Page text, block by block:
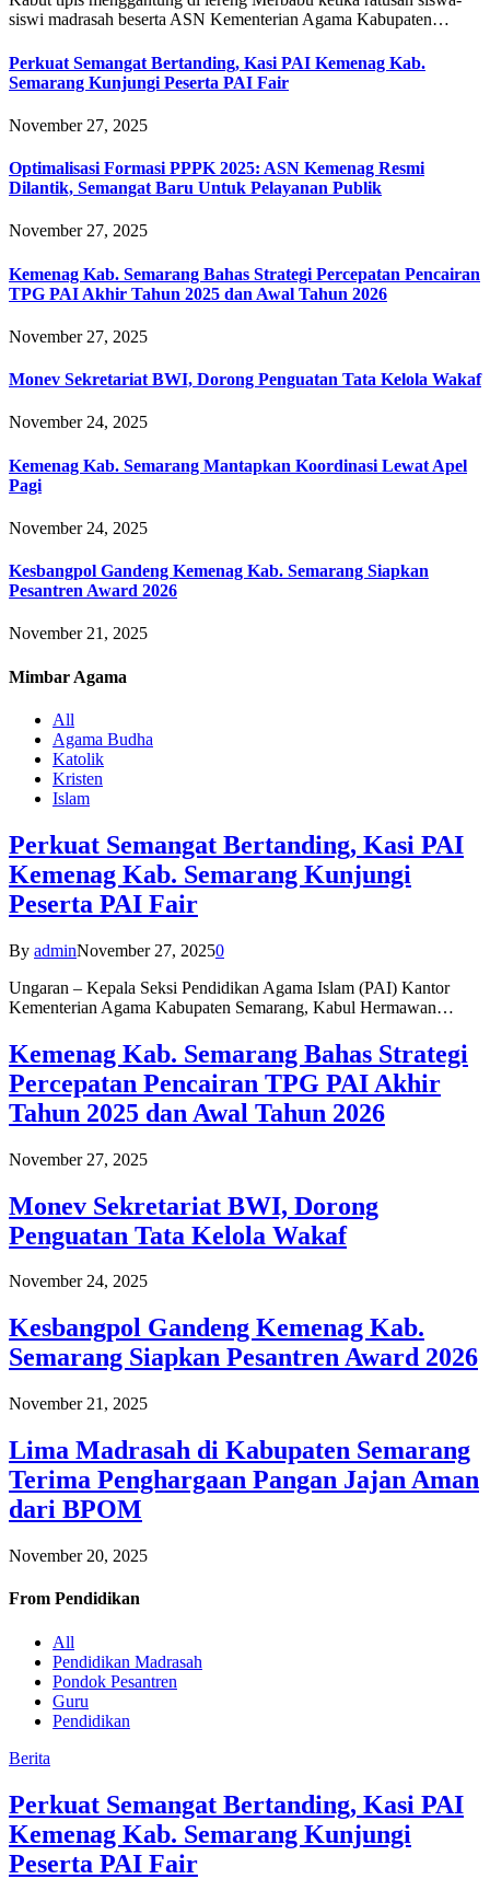
siswi madrasah beserta ASN Kementerian Agama Kabupaten…
Perkuat Semangat Bertanding, Kasi PAI Kemenag Kab.
Semarang Kunjungi Peserta PAI Fair
November 27, 2025
Optimalisasi Formasi PPPK 2025: ASN Kemenag Resmi
Dilantik, Semangat Baru Untuk Pelayanan Publik
November 27, 2025
Kemenag Kab. Semarang Bahas Strategi Percepatan Pencairan
TPG PAI Akhir Tahun 2025 dan Awal Tahun 2026
November 27, 2025
Monev Sekretariat BWI, Dorong Penguatan Tata Kelola Wakaf
November 24, 2025
Kemenag Kab. Semarang Mantapkan Koordinasi Lewat Apel
Pagi
November 24, 2025
Kesbangpol Gandeng Kemenag Kab. Semarang Siapkan
Pesantren Award 2026
November 21, 2025
Mimbar Agama
All
Agama Budha
Katolik
Kristen
Islam
Perkuat Semangat Bertanding, Kasi PAI
Kemenag Kab. Semarang Kunjungi
Peserta PAI Fair
By adminNovember 27, 20250
Ungaran – Kepala Seksi Pendidikan Agama Islam (PAI) Kantor
Kementerian Agama Kabupaten Semarang, Kabul Hermawan…
Kemenag Kab. Semarang Bahas Strategi
Percepatan Pencairan TPG PAI Akhir
Tahun 2025 dan Awal Tahun 2026
November 27, 2025
Monev Sekretariat BWI, Dorong
Penguatan Tata Kelola Wakaf
November 24, 2025
Kesbangpol Gandeng Kemenag Kab.
Semarang Siapkan Pesantren Award 2026
November 21, 2025
Lima Madrasah di Kabupaten Semarang
Terima Penghargaan Pangan Jajan Aman
dari BPOM
November 20, 2025
From Pendidikan
All
Pendidikan Madrasah
Pondok Pesantren
Guru
Pendidikan
Berita
Perkuat Semangat Bertanding, Kasi PAI
Kemenag Kab. Semarang Kunjungi
Peserta PAI Fair